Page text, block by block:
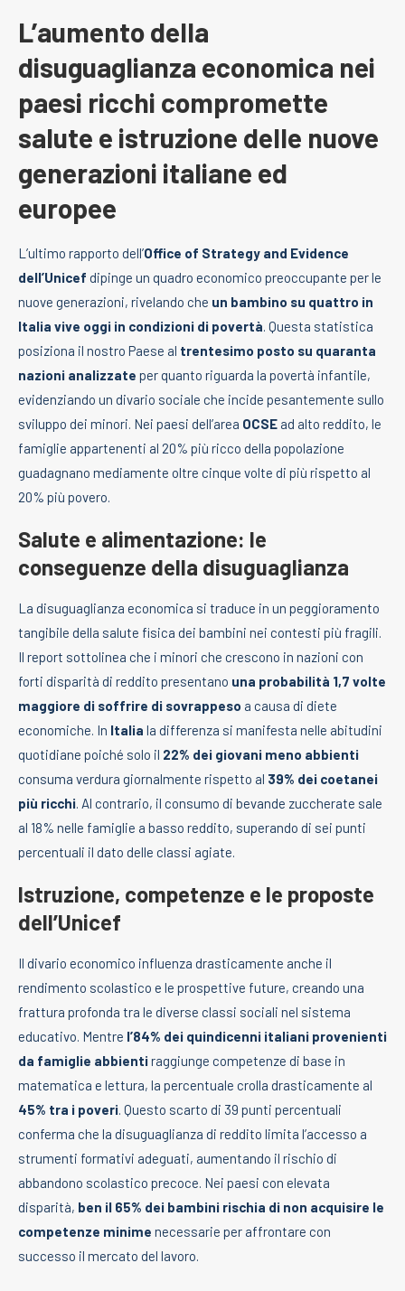
L’aumento della
disuguaglianza economica nei
paesi ricchi compromette
salute e istruzione delle nuove
generazioni italiane ed
europee
L’ultimo rapporto dell’Office of Strategy and Evidence
dell’Unicef dipinge un quadro economico preoccupante per le
nuove generazioni, rivelando che un bambino su quattro in
Italia vive oggi in condizioni di povertà. Questa statistica
posiziona il nostro Paese al trentesimo posto su quaranta
nazioni analizzate per quanto riguarda la povertà infantile,
evidenziando un divario sociale che incide pesantemente sullo
sviluppo dei minori. Nei paesi dell’area OCSE ad alto reddito, le
famiglie appartenenti al 20% più ricco della popolazione
guadagnano mediamente oltre cinque volte di più rispetto al
20% più povero.
Salute e alimentazione: le
conseguenze della disuguaglianza
La disuguaglianza economica si traduce in un peggioramento
tangibile della salute fisica dei bambini nei contesti più fragili.
Il report sottolinea che i minori che crescono in nazioni con
forti disparità di reddito presentano una probabilità 1,7 volte
maggiore di soffrire di sovrappeso a causa di diete
economiche. In Italia la differenza si manifesta nelle abitudini
quotidiane poiché solo il 22% dei giovani meno abbienti
consuma verdura giornalmente rispetto al 39% dei coetanei
più ricchi. Al contrario, il consumo di bevande zuccherate sale
al 18% nelle famiglie a basso reddito, superando di sei punti
percentuali il dato delle classi agiate.
Istruzione, competenze e le proposte
dell’Unicef
Il divario economico influenza drasticamente anche il
rendimento scolastico e le prospettive future, creando una
frattura profonda tra le diverse classi sociali nel sistema
educativo. Mentre l’84% dei quindicenni italiani provenienti
da famiglie abbientiraggiunge competenze di base in
matematica e lettura, la percentuale crolla drasticamente al
45% tra i poveri. Questo scarto di 39 punti percentuali
conferma che la disuguaglianza di reddito limita l’accesso a
strumenti formativi adeguati, aumentando il rischio di
abbandono scolastico precoce. Nei paesi con elevata
disparità, ben il 65% dei bambini rischia di non acquisire le
competenze minime necessarie per affrontare con
successo il mercato del lavoro.